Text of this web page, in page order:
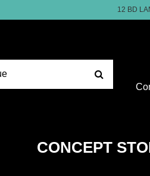
12 BD
CONCEPT